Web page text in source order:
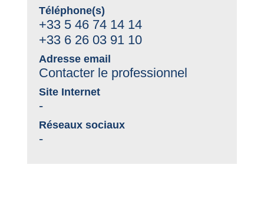
Téléphone(s)
+33 5 46 74 14 14
+33 6 26 03 91 10
Adresse email
Contacter le professionnel
Site Internet
-
Réseaux sociaux
-